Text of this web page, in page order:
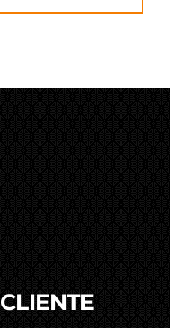
CLIENTE